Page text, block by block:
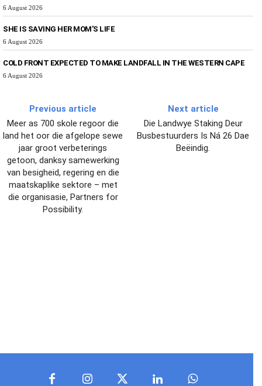
6 August 2026
SHE IS SAVING HER MOM’S LIFE
6 August 2026
COLD FRONT EXPECTED TO MAKE LANDFALL IN THE WESTERN CAPE
6 August 2026
Previous article
Meer as 700 skole regoor die
land het oor die afgelope sewe
jaar groot verbeterings
getoon, danksy samewerking
van besigheid, regering en die
maatskaplike sektore – met
die organisasie, Partners for
Possibility.
Next article
Die Landwye Staking Deur
Busbestuurders Is Ná 26 Dae
Beëindig.